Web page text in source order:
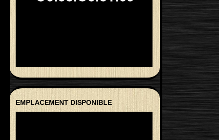
EMPLACEMENT DISPONIBLE